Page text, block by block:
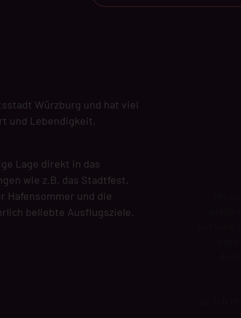
Würzburg und hat viel
und Lebendigkeit,
Lage direkt in das
wie z.B. das Stadtfest,
Hafensommer und die
beliebte Ausflugsziele.